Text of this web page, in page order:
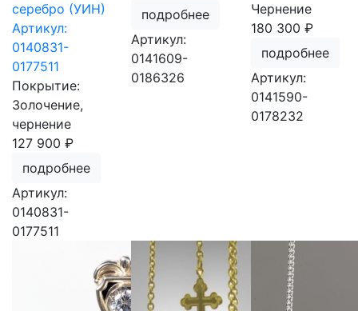
серебро (УИН)
Артикул:
0140831-
0177511
Покрытие:
Золочение,
чернение
127 900 ₽
подробнее
Артикул:
0140831-
0177511
подробнее
Артикул:
0141609-
0186326
Чернение
180 300 ₽
подробнее
Артикул:
0141590-
0178232